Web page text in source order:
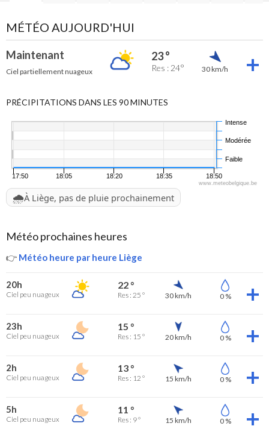
MÉTÉO AUJOURD'HUI
Maintenant
Ciel partiellement nuageux
23 °
Res : 24° 30 km/h
PRÉCIPITATIONS DANS LES 90 MINUTES
17:50 18:05 18:20 18:35 18:50
Faible
Modérée
Intense
www.meteobelgique.be
🌧️À Liège, pas de pluie prochainement
Météo prochaines heures
👉 Météo heure par heure Liège
20h
Ciel peu nuageux
22 °
Res : 25 ° 30 km/h 0 %
23h
Ciel peu nuageux
15 °
Res : 15 ° 20 km/h 0 %
2h
Ciel peu nuageux
13 °
Res : 12 ° 15 km/h 0 %
5h
Ciel peu nuageux
11 °
Res : 9 ° 15 km/h 0 %